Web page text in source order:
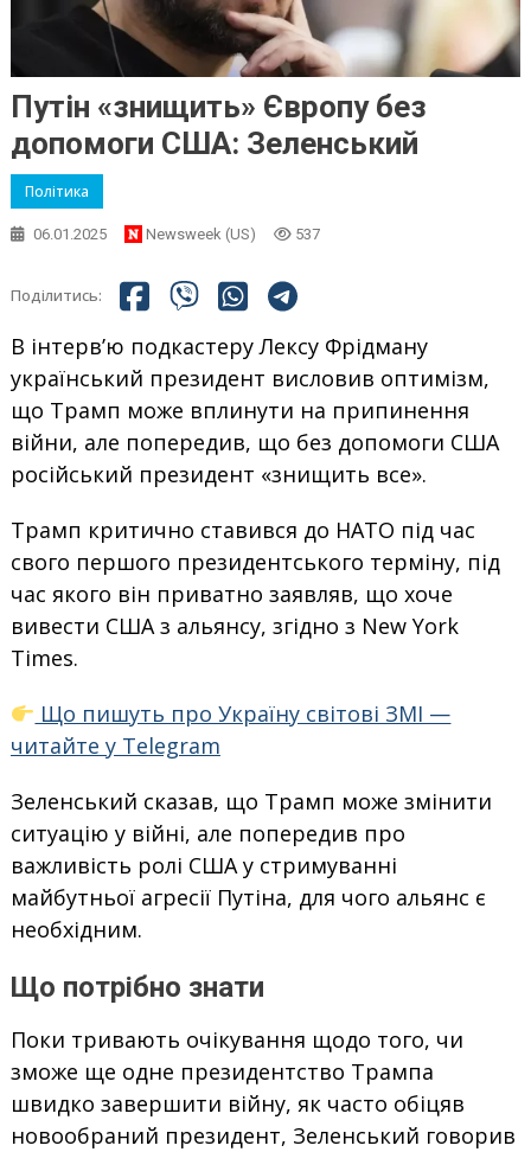
Путін «знищить» Європу без
допомоги США: Зеленський
Політика
06.01.2025 Newsweek (US) 537
Поділитись:
В інтерв’ю подкастеру Лексу Фрідману
український президент висловив оптимізм,
що Трамп може вплинути на припинення
війни, але попередив, що без допомоги США
російський президент «знищить все».
Трамп критично ставився до НАТО під час
свого першого президентського терміну, під
час якого він приватно заявляв, що хоче
вивести США з альянсу, згідно з New York
Times.
Що пишуть про Україну світові ЗМІ —
читайте у Telegram
Зеленський сказав, що Трамп може змінити
ситуацію у війні, але попередив про
важливість ролі США у стримуванні
майбутньої агресії Путіна, для чого альянс є
необхідним.
Що потрібно знати
Поки тривають очікування щодо того, чи
зможе ще одне президентство Трампа
швидко завершити війну, як часто обіцяв
новообраний президент, Зеленський говорив